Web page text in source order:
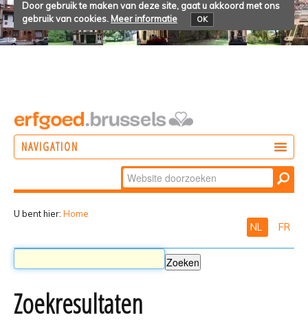
Door gebruik te maken van deze site, gaat u akkoord met ons
gebruik van cookies. Meer informatie OK
NAVIGATION
Zoek
Geavanceerd
U bent hier: Home
NL FR
Zoekresultaten